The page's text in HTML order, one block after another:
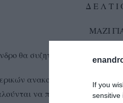
If you
sensitive
Δ Ε Λ Τ
ΜΑΖΙ
θα συζητήσουμε το νέο
ανακοίνωσε την πρόταση
να πάρουν θέση, να